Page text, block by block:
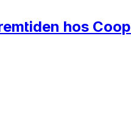
hos Coop